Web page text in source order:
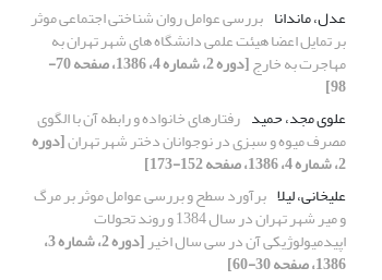
عدل، ماندانا بررسی عوامل روان شناختی اجتماعی موثر
بر تمایل اعضا هیئت علمی دانشگاه های شهر تهران به
مهاجرت به خارج [دوره 2، شماره 4، 1386، صفحه 70-
98]
علوی مجد، حمید رفتارهای خانواده و رابطه آن با الگوی
مصرف میوه و سبزی در نوجوانان دختر شهر تهران[دوره
2، شماره 4، 1386، صفحه 152-173]
علیخانی، لیلا برآورد سطح و بررسی عوامل موثر بر مرگ
و میر شهر تهران در سال 1384 و روند تحولات
اپیدمیولوژیکی آن در سی سال اخیر [دوره 2، شماره 3،
1386، صفحه 30-60]